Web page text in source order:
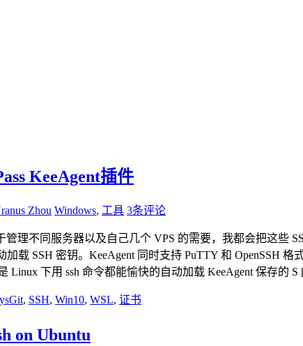
KeeAgent插件
Zhou Windows, 工具 3条评论
管理不同服务器以及自己几个 VPS 的需要，我都会把这些
载 SSH 密钥。KeeAgent 同时支持 PuTTY 和 OpenSSH
Linux 下用 ssh 命令都能愉快的自动加载 KeeAgent 保存的
, SSH, Win10, WSL, 证书
on Ubuntu